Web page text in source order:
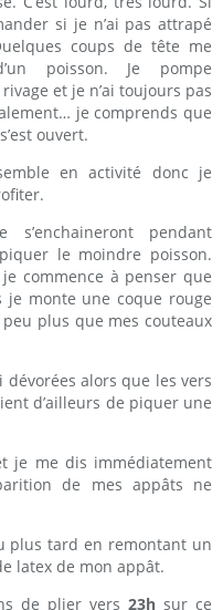
si je n’ai pas attrapé
coups de tête me
poisson. Je pompe
et je n’ai toujours pas
je comprends que
ouvert.
en activité donc je
pendant
le moindre poisson.
commence à penser que
monte une coque rouge
plus que mes couteaux
dévorées alors que les vers
d’ailleurs de piquer une
je me dis immédiatement
de mes appâts ne
plus tard en remontant un
latex de mon appât.
de plier vers 23h sur ce